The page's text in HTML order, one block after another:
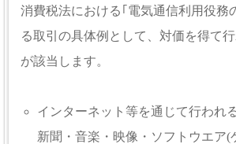
消費税法における｢電気通信利用役務
る取引の具体例として、対価を得て行
が該当します。
インターネット等を通じて行われ
新聞・音楽・映像・ソフトウエア(